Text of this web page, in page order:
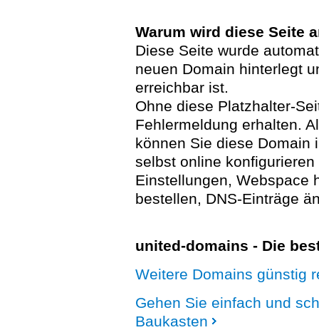
Warum wird diese Seite
Diese Seite wurde
neuen Domain hinterlegt
erreichbar ist.
Ohne diese Platzhalter-
Fehlermeldung erhalten.
können Sie diese Domain
selbst online
Einstellungen, Webspace
bestellen, DNS-Einträge
united-domains - Die
Weitere Domains günstig
Gehen Sie einfach und
Baukasten